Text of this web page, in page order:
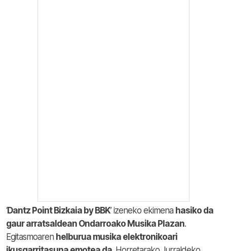
‘Dantz Point Bizkaia by BBK’ izeneko ekimena hasiko da
gaur arratsaldean Ondarroako Musika Plazan.
Egitasmoaren helburua musika elektronikoari